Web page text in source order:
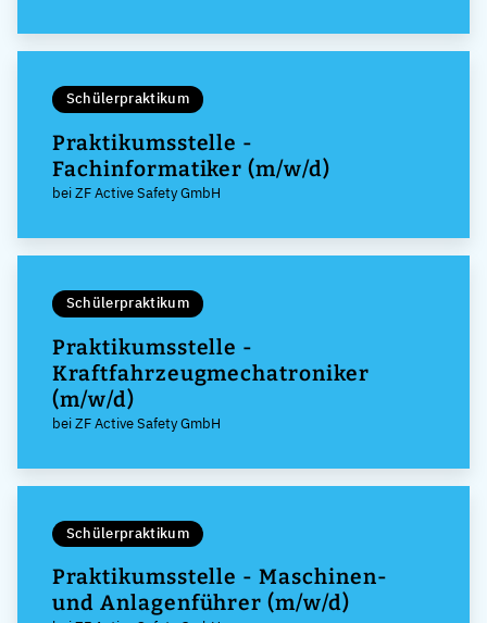
Schülerpraktikum
Praktikumsstelle -
Fachinformatiker (m/w/d)
bei ZF Active Safety GmbH
Schülerpraktikum
Praktikumsstelle -
Kraftfahrzeugmechatroniker
(m/w/d)
bei ZF Active Safety GmbH
Schülerpraktikum
Praktikumsstelle - Maschinen-
und Anlagenführer (m/w/d)